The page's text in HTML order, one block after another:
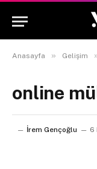
Anasayfa » Gelişim
online
İrem Gençoğlu 6